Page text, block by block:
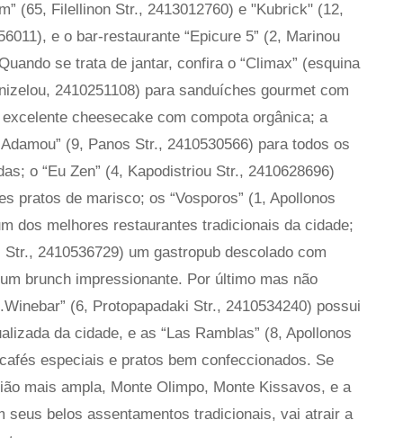
(65, Filellinon Str., 2413012760) e "Kubrick" (12,
e o bar-restaurante “Epicure 5” (2, Marinou
se trata de jantar, confira o “Climax” (esquina
2410251108) para sanduíches gourmet com
cheesecake com compota orgânica; a
(9, Panos Str., 2410530566) para todos os
o “Eu Zen” (4, Kapodistriou Str., 2410628696)
pratos de marisco; os “Vosporos” (1, Apollonos
dos melhores restaurantes tradicionais da cidade;
Str., 2410536729) um gastropub descolado com
brunch impressionante. Por último mas não
(6, Protopapadaki Str., 2410534240) possui
da cidade, e as “Las Ramblas” (8, Apollonos
especiais e pratos bem confeccionados. Se
mais ampla, Monte Olimpo, Monte Kissavos, e a
seus belos assentamentos tradicionais, vai atrair a